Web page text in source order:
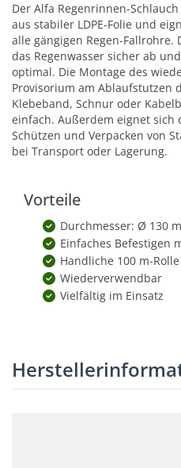
Der Alfa Regenrinnen-
aus stabiler LDPE-Folie und
alle gängigen Regen-
das Regenwasser sicher ab
optimal. Die Montage des
Provisorium am Ablaufstutzen
Klebeband, Schnur oder
einfach. Außerdem eignet sich
Schützen und Verpacken von
bei Transport oder Lagerung.
Vorteile
Durchmesser: Ø 130
Einfaches Befestigen
Handliche 100 m-Rolle
Wiederverwendbar
Vielfältig im Einsatz